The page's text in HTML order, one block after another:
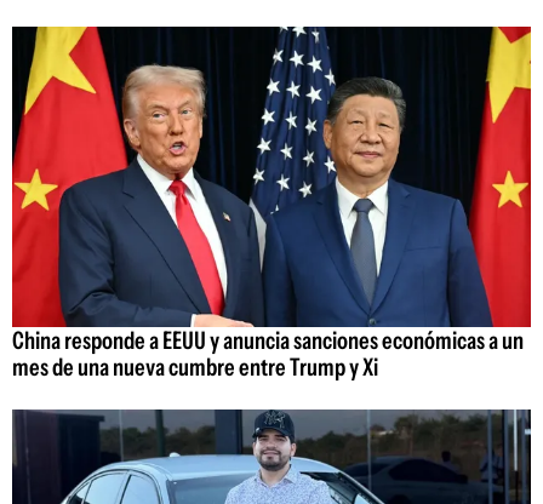
China responde a EEUU y anuncia sanciones económicas a un
mes de una nueva cumbre entre Trump y Xi